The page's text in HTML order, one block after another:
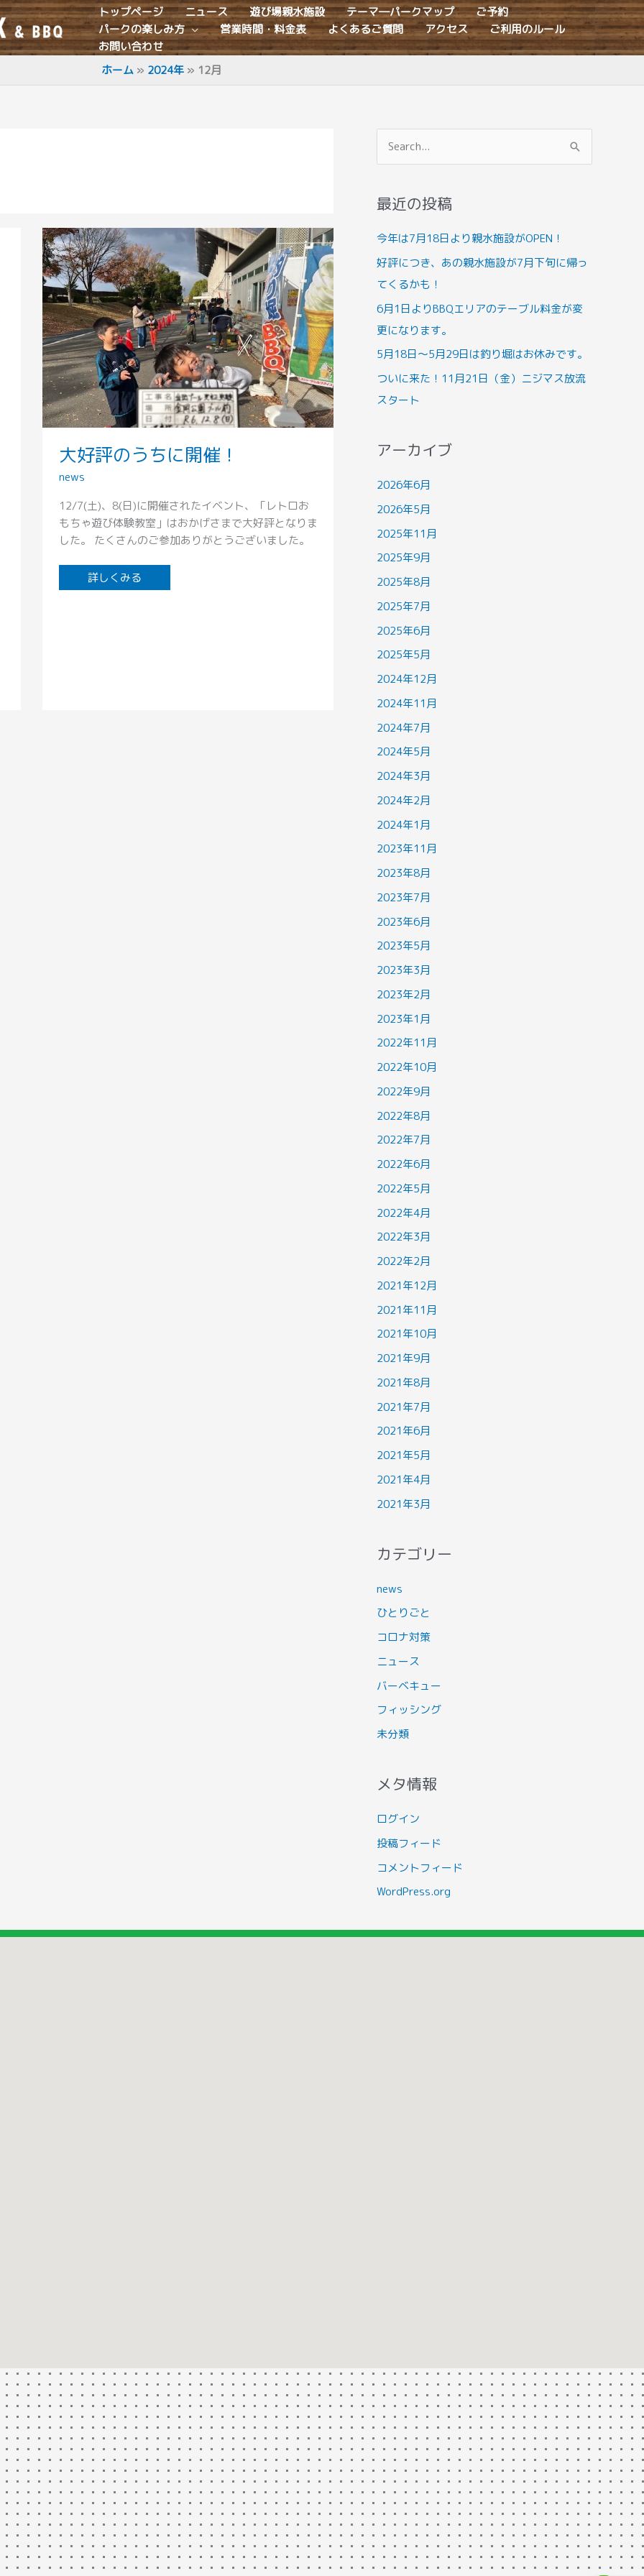
トップページ ニュース 遊び場親水施設 テーマ―パークマップ
ご予約
パークの楽しみ方
営業時間・料金表 よくあるご質問 アクセス
ご利用のルール
お問い合わせ
ホーム
2024年 12月
大好評のうちに開催！
news
12/7(土)、8(日)に開催されたイベント、「レトロお
もちゃ遊び体験教室」はおかげさまで大好評となりま
した。 たくさんのご参加ありがとうございました。
大
好
評
の
う
ち
に
開
催！
詳しくみる
象
:
最近の投稿
今年は7月18日より親水施設がOPEN！
好評につき、あの親水施設が7月下旬に帰っ
てくるかも！
6月1日よりBBQエリアのテーブル料金が変
更になります。
5月18日～5月29日は釣り堀はお休みです。
ついに来た！11月21日（金）ニジマス放流
スタート
アーカイブ
2026年6月
2026年5月
2025年11月
2025年9月
2025年8月
2025年7月
2025年6月
2025年5月
2024年12月
2024年11月
2024年7月
2024年5月
2024年3月
2024年2月
2024年1月
2023年11月
2023年8月
2023年7月
2023年6月
2023年5月
2023年3月
2023年2月
2023年1月
2022年11月
2022年10月
2022年9月
2022年8月
2022年7月
2022年6月
2022年5月
2022年4月
2022年3月
2022年2月
2021年12月
2021年11月
2021年10月
2021年9月
2021年8月
2021年7月
2021年6月
2021年5月
2021年4月
2021年3月
カテゴリー
news
ひとりごと
コロナ対策
ニュース
バーベキュー
フィッシング
未分類
メタ情報
ログイン
投稿フィード
コメントフィード
WordPress.org